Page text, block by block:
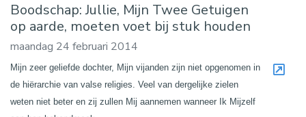
Boodschap: Jullie, Mijn Twee Getuigen
op aarde, moeten voet bij stuk houden
maandag 24 februari 2014
Mijn zeer geliefde dochter, Mijn vijanden zijn niet opgenomen in
de hiërarchie van valse religies. Veel van dergelijke zielen
weten niet beter en zij zullen Mij aannemen wanneer Ik Mijzelf